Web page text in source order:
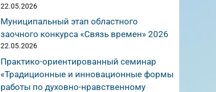
22.05.2026
Муниципальный этап областного
заочного конкурса «Связь времен» 2026
22.05.2026
Практико-ориентированный семинар
«Традиционные и инновационные формы
работы по духовно-нравственному